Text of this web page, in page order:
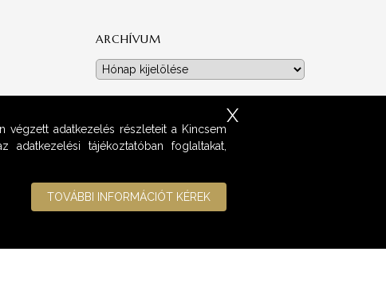
ARCHÍVUM
Archívum
végzett adatkezelés részleteit a Kincsem
adatkezelési tájékoztatóban foglaltakat,
TOVÁBBI INFORMÁCIÓT KÉREK
X